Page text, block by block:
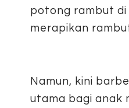
potong rambut
merapikan
Namun, kini
utama bagi anak